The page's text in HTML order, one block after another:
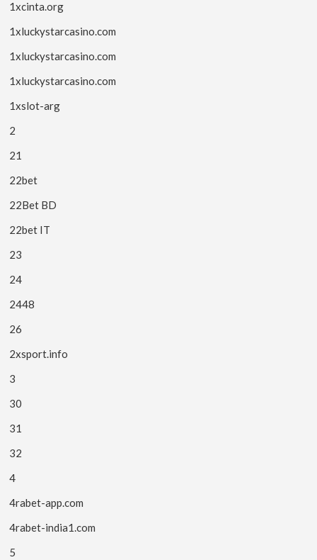
1xcinta.org
1xluckystarcasino.com
1xluckystarcasino.com
1xluckystarcasino.com
1xslot-arg
2
21
22bet
22Bet BD
22bet IT
23
24
2448
26
2xsport.info
3
30
31
32
4
4rabet-app.com
4rabet-india1.com
5